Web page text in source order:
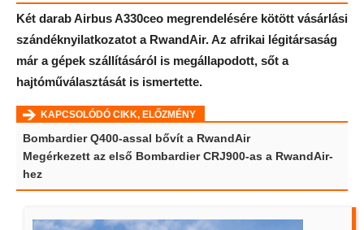
Két darab Airbus A330ceo megrendelésére kötött vásárlási
szándéknyilatkozatot a RwandAir. Az afrikai légitársaság
már a gépek szállításáról is megállapodott, sőt a
hajtóműválasztását is ismertette.
KAPCSOLÓDÓ CIKK, ELŐZMÉNY
Bombardier Q400-assal bővít a RwandAir
Megérkezett az első Bombardier CRJ900-as a RwandAir-
hez